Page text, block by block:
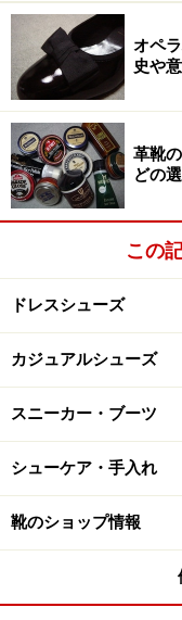
重宝するはずです。
オールデンのモディ
す。暑い時にはゴテ
げに見せる一番のコツ
ローファーなどの
が、ちょっと軽さ
すし、プレーンな
バックルが目立っ
ます。なので、ど
をしっかり履きこ
みて下さい。
また、アッパーの
シュ（イントレチ
でしょうが、個人
やや薄めの茶色が
普通の黒でも大丈
オペ
史や
革靴
どの
この
ドレスシューズ
カジュアルシューズ
スニーカー・ブーツ
シューケア・手入れ
靴のショップ情報